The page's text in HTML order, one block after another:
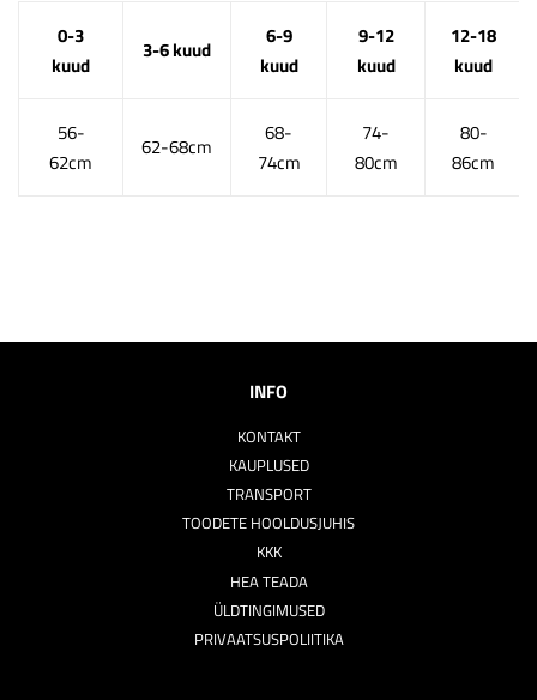
0-3
kuud
3-6 kuud
6-9
kuud
9-12
kuud
12-18
kuud
56-
62cm
62-68cm
68-
74cm
74-
80cm
80-
86cm
INFO
KONTAKT
KAUPLUSED
TRANSPORT
TOODETE HOOLDUSJUHIS
KKK
HEA TEADA
ÜLDTINGIMUSED
PRIVAATSUSPOLIITIKA